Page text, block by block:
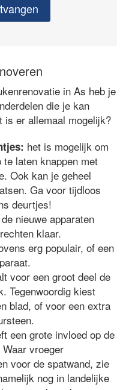
in As heb je
die je kan
is er allemaal mogelijk?
het is mogelijk om
laten knappen met
Ook kan je geheel
Ga voor tijdloos
deurtjes!
nieuwe apparaten
klaar.
erg populair, of een
voor een groot deel de
Tegenwoordig kiest
blad, of voor een extra
een grote invloed op de
vroeger
voor de spatwand, zie
nog in landelijke